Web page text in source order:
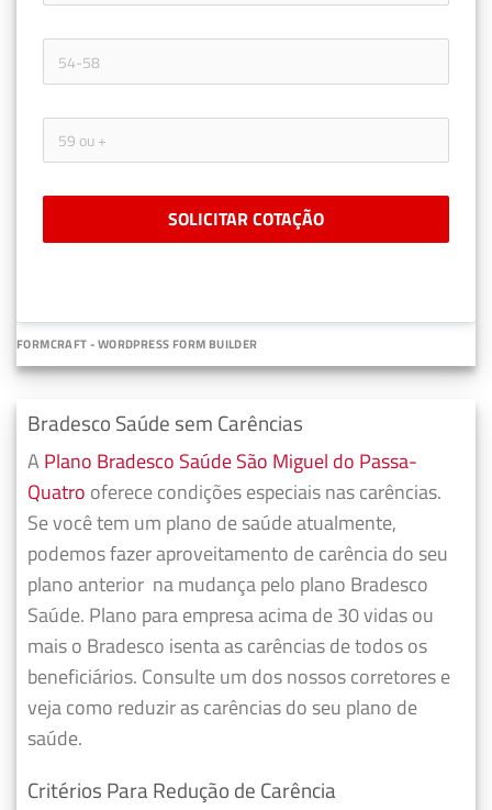
SOLICITAR COTAÇÃO
FORMCRAFT - WORDPRESS FORM BUILDER
Bradesco Saúde sem Carências
A Plano Bradesco Saúde São Miguel do Passa-
Quatro oferece condições especiais nas carências.
Se você tem um plano de saúde atualmente,
podemos fazeraproveitamento de carência do seu
plano anterior na mudança pelo plano Bradesco
Saúde. Plano para empresa acima de 30 vidas ou
mais o Bradesco isenta as carências de todos os
beneficiários. Consulte um dos nossos corretores e
veja como reduzir as carências do seu plano de
saúde.
Critérios Para Redução de Carência